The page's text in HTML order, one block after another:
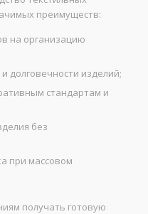
преимуществ:
на организацию
долговечности изделий;
стандартам и
без
при массовом
получать готовую